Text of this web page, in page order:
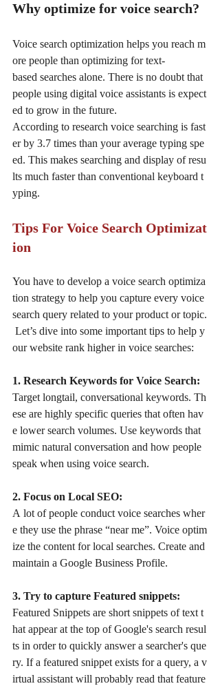
Why optimize for voice search?
Voice search optimization helps you reach m
ore people than optimizing for text-
based searches alone. There is no doubt that
people using digital voice assistants is expect
ed to grow in the future.
According to research voice searching is fast
er by 3.7 times than your average typing spe
ed. This makes searching and display of resu
lts much faster than conventional keyboard t
yping.
Tips For Voice Search Optimizat
ion
You have to develop a voice search optimiza
tion strategy to help you capture every voice
search query related to your product or topic.
Let’s dive into some important tips to help y
our website rank higher in voice searches:
1. Research Keywords for Voice Search:
Target longtail, conversational keywords. Th
ese are highly specific queries that often hav
e lower search volumes. Use keywords that
mimic natural conversation and how people
speak when using voice search.
2. Focus on Local SEO:
A lot of people conduct voice searches wher
e they use the phrase “near me”. Voice optim
ize the content for local searches. Create and
maintain a Google Business Profile.
3. Try to capture Featured snippets:
Featured Snippets are short snippets of text t
hat appear at the top of Google's search resul
ts in order to quickly answer a searcher's que
ry. If a featured snippet exists for a query, a v
irtual assistant will probably read that feature